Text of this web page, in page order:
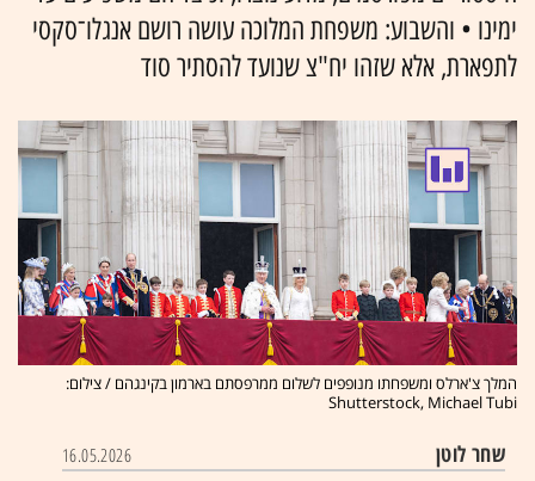
ימינו • והשבוע: משפחת המלוכה עושה רושם אנגלו־סקסי
לתפארת, אלא שזהו יח"צ שנועד להסתיר סוד
המלך צ'ארלס ומשפחתו מנופפים לשלום ממרפסתם בארמון בקינגהם / צילום:
Shutterstock, Michael Tubi
שחר לוטן 16.05.2026